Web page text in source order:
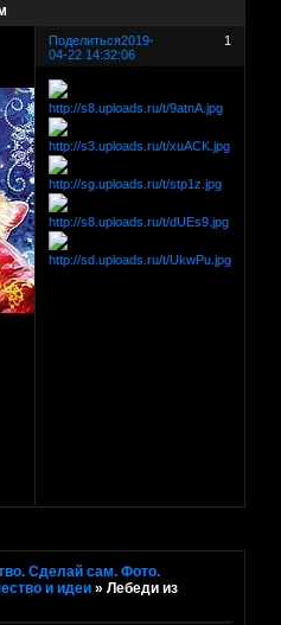
Поделиться 1
2019-
04-22 14:32:06
Сделай сам. Фото.
и идеи »Лебеди из